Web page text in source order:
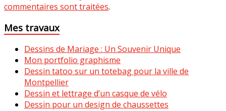
commentaires sont traitées.
Mes travaux
Dessins de Mariage : Un Souvenir Unique
Mon portfolio graphisme
Dessin tatoo sur un totebag pour la ville de
Montpellier
Dessin et lettrage d’un casque de vélo
Dessin pour un design de chaussettes